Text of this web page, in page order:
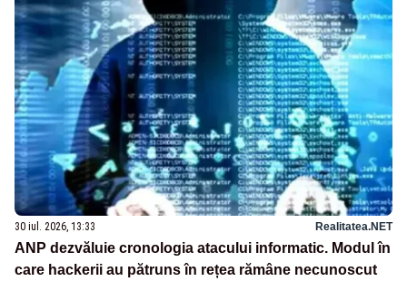
30 iul. 2026, 13:33 Realitatea.NET
ANP dezvăluie cronologia atacului informatic. Modul în
care hackerii au pătruns în rețea rămâne necunoscut